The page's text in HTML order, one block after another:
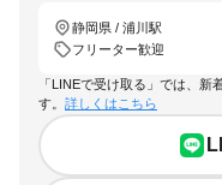
静岡県 / 浦川駅
フリーター歓迎
「LINEで受け取る」では、
す。 詳しくはこちら